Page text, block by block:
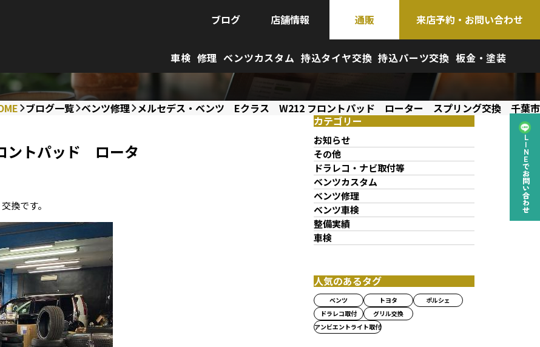
ブログ 店舗情報 通販 来店予約・お問い合わせ
車検 修理 ベンツカスタム 持込タイヤ交換 持込パーツ交換 板金・塗装
LINEでお問い合わせ
ブログ一覧 ベンツ修理 メルセデス・ベンツ Eクラス W212 フロントパッド ローター スプリング交換 千葉市
ントパッド ロータ
換です。
カテゴリー
お知らせ
その他
ドラレコ・ナビ取付等
ベンツカスタム
ベンツ修理
ベンツ車検
整備実績
車検
人気のあるタグ
ベンツ トヨタ
ポルシェ
ドラレコ取付
グリル交換
アンビエントライト取付